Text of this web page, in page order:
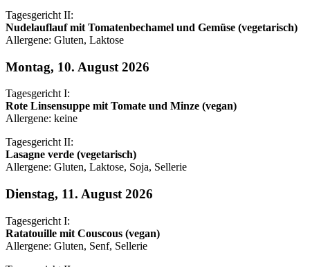
Tagesgericht II:
Nudelauflauf mit Tomatenbechamel und Gemüse (vegetarisch)
Allergene: Gluten, Laktose
Montag, 10. August 2026
Tagesgericht I:
Rote Linsensuppe mit Tomate und Minze (vegan)
Allergene: keine
Tagesgericht II:
Lasagne verde (vegetarisch)
Allergene: Gluten, Laktose, Soja, Sellerie
Dienstag, 11. August 2026
Tagesgericht I:
Ratatouille mit Couscous (vegan)
Allergene: Gluten, Senf, Sellerie